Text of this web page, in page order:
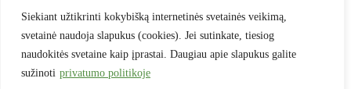
Siekiant užtikrinti kokybišką internetinės svetainės veikimą,
svetainė naudoja slapukus (cookies). Jei sutinkate, tiesiog
naudokitės svetaine kaip įprastai. Daugiau apie slapukus galite
sužinoti privatumo politikoje
Prekės vaikų kūrybai
Antspaudai
Baldai